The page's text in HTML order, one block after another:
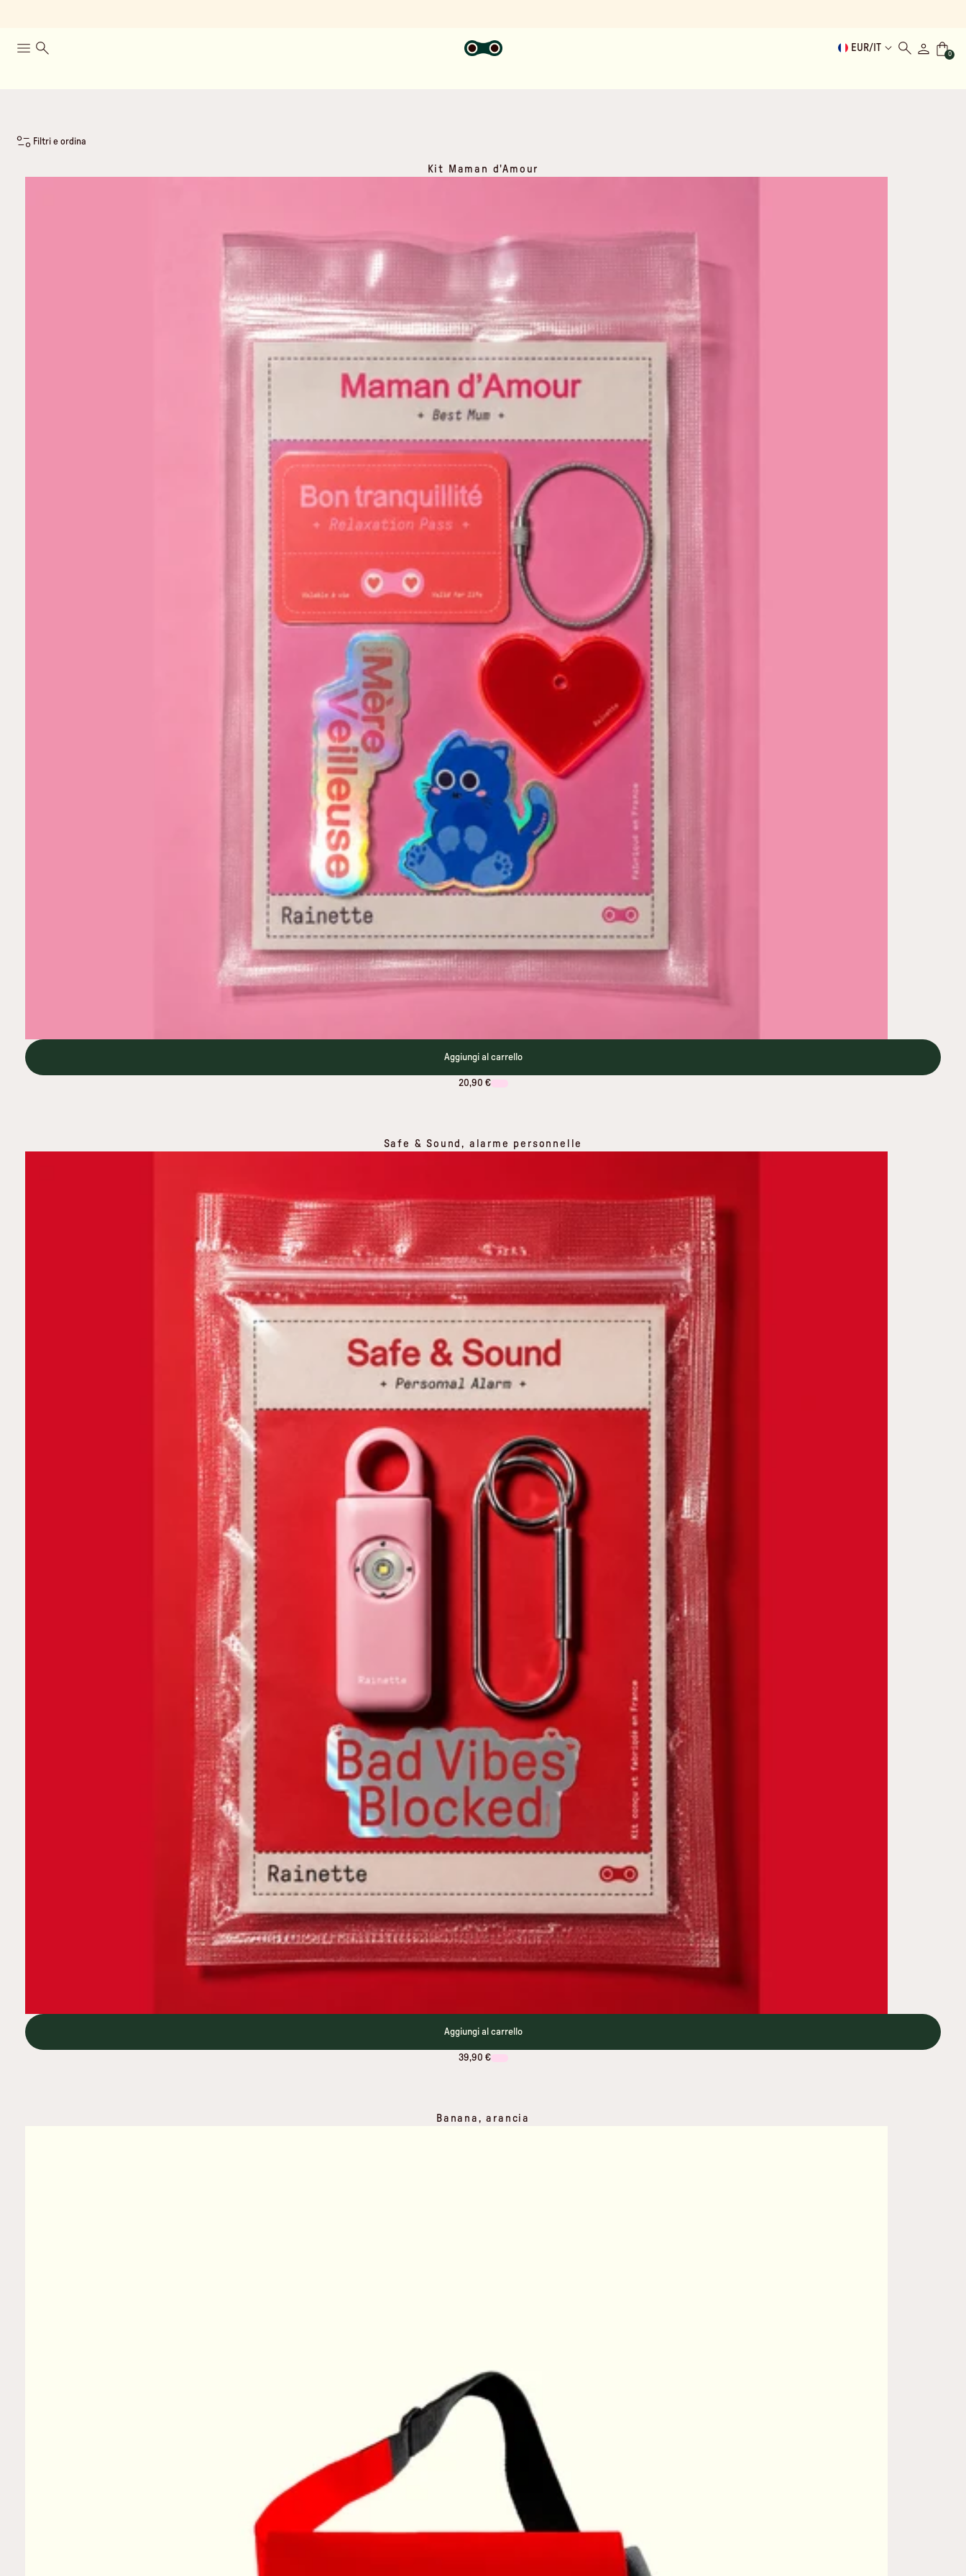
EUR/ IT
0
Filtri e ordina
Kit Maman d'Amour
Aggiungi al carrello
20,90 €
Safe & Sound, alarme personnelle
Aggiungi al carrello
39,90 €
Banana, arancia